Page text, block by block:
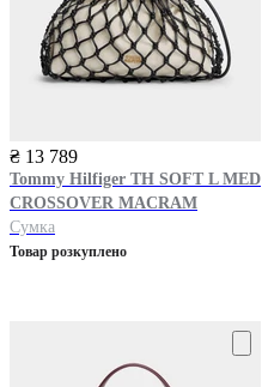
₴ 13 789
Tommy Hilfiger TH SOFT L MED
CROSSOVER MACRAM
Сумка
Товар розкуплено